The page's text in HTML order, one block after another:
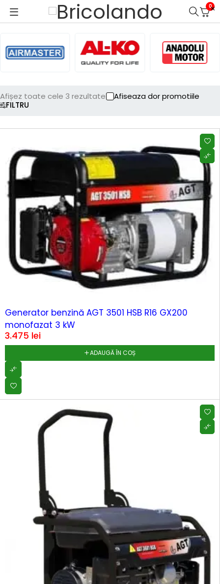
0
FILTRU
Afișez toate cele 3 rezultate Afiseaza dor promotiile
Generator benzină AGT 3501 HSB R16 GX200
monofazat 3 kW
3.475 lei
ADAUGĂ ÎN COȘ